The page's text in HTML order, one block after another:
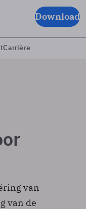
Download
Carrière
van
van de